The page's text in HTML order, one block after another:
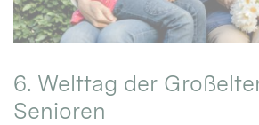
6. Welttag der
Senioren